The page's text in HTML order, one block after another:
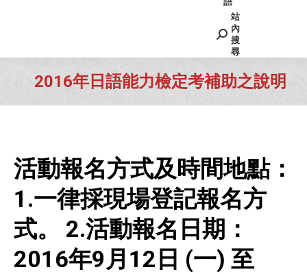
Search:
站
內
搜
尋
2016年日語能力檢定考補助之說明
You are here:
活動報名方式及時間地點：
1.一律採現場登記報名方
式。
2.活動報名日期：
2016年9月12日 (一) 至